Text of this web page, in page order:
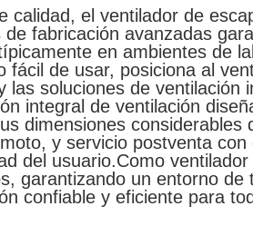
el ventilador de
fabricación avanzadas
en ambientes de
de usar, posiciona al
soluciones de ventilación
integral de ventilación
dimensiones
y servicio postventa
del usuario.Como
garantizando un entorno
confiable y eficiente para